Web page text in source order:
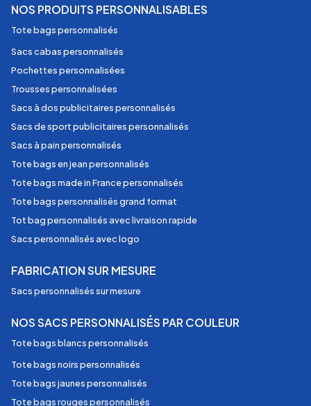
NOS PRODUITS PERSONNALISABLES
Tote bags personnalisés
Sacs cabas personnalisés
Pochettes personnalisées
Trousses personnalisées
Sacs à dos publicitaires personnalisés
Sacs de sport publicitaires personnalisés
Sacs à pain personnalisés
Tote bags en jean personnalisés
Tote bags made in France personnalisés
Tote bags personnalisés grand format
Tot bag personnalisés avec livraison rapide
Sacs personnalisés avec logo
FABRICATION SUR MESURE
Sacs personnalisés sur mesure
NOS SACS PERSONNALISÉS PAR COULEUR
Tote bags blancs personnalisés
Tote bags noirs personnalisés
Tote bags jaunes personnalisés
Tote bags rouges personnalisés